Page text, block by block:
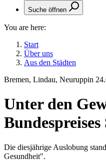
Suche öffnen
You are here:
Start
Über uns
Aus den Städten
Bremen, Lindau, Neuruppin
Unter den
Die diesjährige Auslobung
Gesundheit".